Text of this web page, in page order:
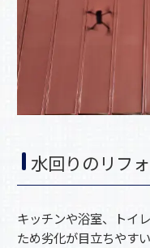
水回りのリフ
キッチンや浴室、トイ
ため劣化が目立ちやすい